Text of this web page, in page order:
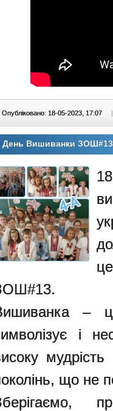
Опубліковано: 18-05-2023, 17:07 |
День Вишиванки ЗОШ#13
–
і
мудрість
що не